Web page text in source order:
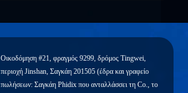
Οικοδόμηση #21, φραγμός 9299, δρόμος Tingwei,
περιοχή Jinshan, Σαγκάη 201505 (έδρα και γραφείο
πωλήσεων: Σαγκάη Phidix που ανταλλάσσει τη Co., το